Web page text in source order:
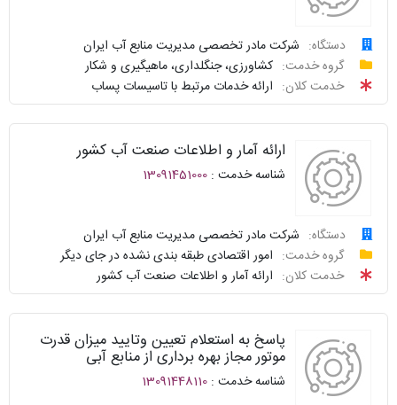
سامانه
خدمات
دولت
توافقنامه
نظرسنجی
سامانه
خدمات
دولت
دستگاه:
شرکت مادر تخصصی مدیریت منابع آب ایران
گروه خدمت:
کشاورزی، جنگلداری، ماهیگیری و شکار
خدمت کلان:
ارائه خدمات مرتبط با تاسیسات پساب
درخواست
پیگیری
واحد
توافقنامه
نظرسنجی
سوالات
ارائه آمار و اطلاعات صنعت آب کشور
شناسه خدمت : 13091451000
دستگاه:
شرکت مادر تخصصی مدیریت منابع آب ایران
گروه خدمت:
امور اقتصادی طبقه بندی نشده در جای دیگر
خدمت کلان:
ارائه آمار و اطلاعات صنعت آب کشور
درخواست
پیگیری
واحد
پاسخگو
پاسخ به استعلام تعیین وتایید میزان قدرت
موتور مجاز بهره برداری از منابع آبی
شناسه خدمت : 13091448110